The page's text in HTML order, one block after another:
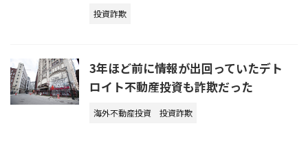
投資詐欺
3年ほど前に情報が出回っていたデト
ロイト不動産投資も詐欺だった
海外不動産投資 投資詐欺